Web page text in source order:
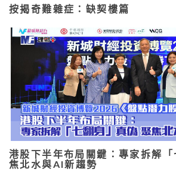
按揭奇難雜症：缺契樓篇
港股下半年布局關鍵：專家拆解
焦北水與AI新趨勢